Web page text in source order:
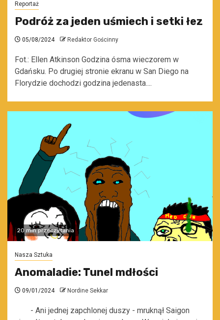
Reportaż
Podróż za jeden uśmiech i setki łez
05/08/2024 Redaktor Gościnny
Fot.: Ellen Atkinson Godzina ósma wieczorem w
Gdańsku. Po drugiej stronie ekranu w San Diego na
Florydzie dochodzi godzina jedenasta....
20 min przeczytania
Nasza Sztuka
Anomaladie: Tunel mdłości
09/01/2024 Nordine Sekkar
- Ani jednej zapchlonej duszy - mruknął Saigon